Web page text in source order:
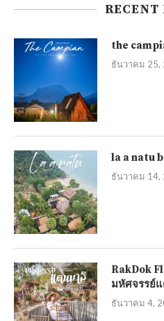
RECENT
the
ธันวาคม 25,
la a natu
ธันวาคม 14,
RakDok
มหัศจรรย์
ธันวาคม 4,